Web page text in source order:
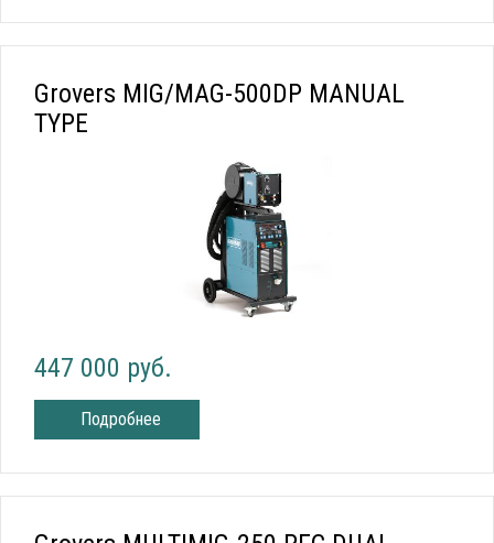
Grovers MIG/MAG-500DP MANUAL
TYPE
447 000 руб.
Подробнее